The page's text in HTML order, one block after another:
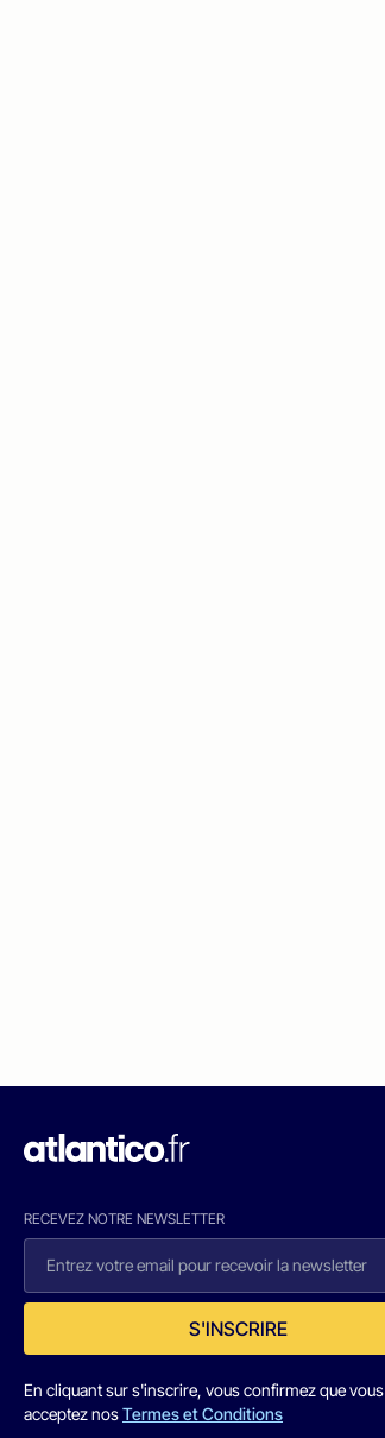
RECEVEZ NOTRE NEWSLETTER
S'INSCRIRE
En cliquant sur s'inscrire, vous confirmez que vous
acceptez nosTermes et Conditions